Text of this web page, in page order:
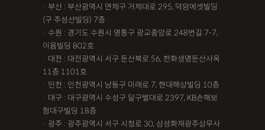
· 부산 : 부산광역시 연제구 거제대로 295, 덕암에셋빌딩
(구 주성산빌딩) 7층
· 수원 : 경기도 수원시 영통구 광교중앙로 248번길 7-7,
이음빌딩 802호
· 대전 : 대전광역시 서구 둔산북로 56, 한화생명둔산사옥
11층 1101호
· 인천 : 인천광역시 남동구 미래로 7, 현대해상빌딩 10층
· 대구 : 대구광역시 수성구 달구벌대로 2397, KB손해보
험대구빌딩 18층
· 광주 : 광주광역시 서구 시청로 30, 삼성화재광주상무사